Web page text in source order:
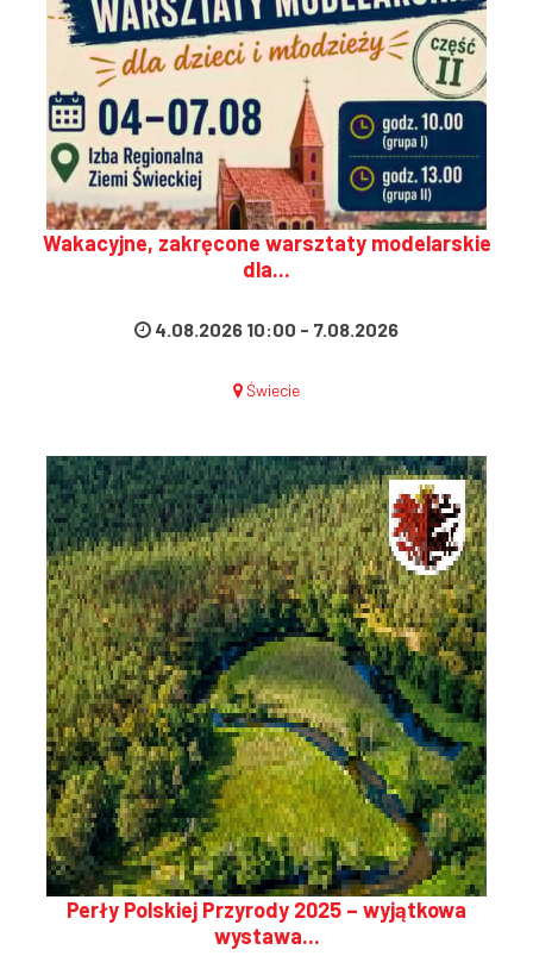
Wakacyjne, zakręcone warsztaty modelarskie
dla...
4.08.2026 10:00 - 7.08.2026
Świecie
Perły Polskiej Przyrody 2025 – wyjątkowa
wystawa...